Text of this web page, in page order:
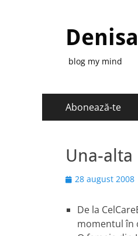
blog my mind
Primary
Menu
Abonează-te
Una-alta
Posted
28 august 2008
De la
momentul în